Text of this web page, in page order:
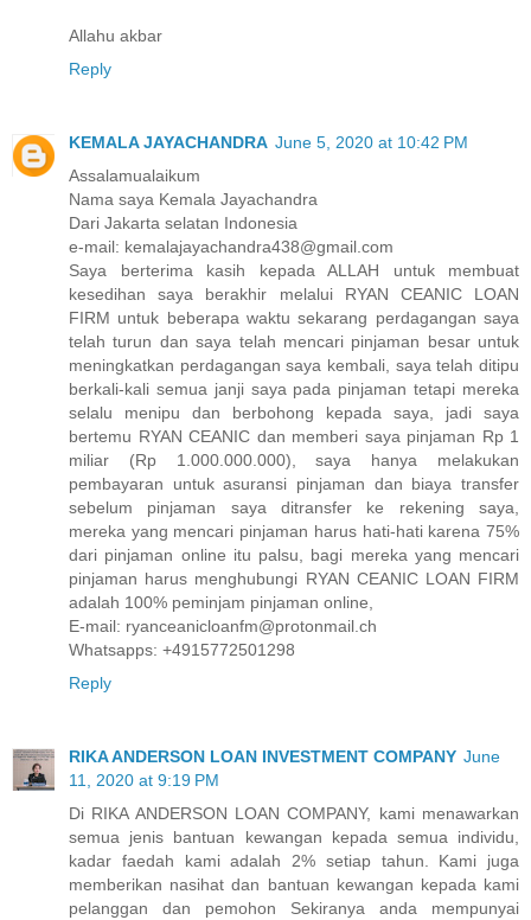
Allahu akbar
Reply
KEMALA JAYACHANDRA June 5, 2020 at 10:42 PM
Assalamualaikum
Nama saya Kemala Jayachandra
Dari Jakarta selatan Indonesia
e-mail: kemalajayachandra438@gmail.com
Saya berterima kasih kepada ALLAH untuk membuat
kesedihan saya berakhir melalui RYAN CEANIC LOAN
FIRM untuk beberapa waktu sekarang perdagangan saya
telah turun dan saya telah mencari pinjaman besar untuk
meningkatkan perdagangan saya kembali, saya telah ditipu
berkali-kali semua janji saya pada pinjaman tetapi mereka
selalu menipu dan berbohong kepada saya, jadi saya
bertemu RYAN CEANIC dan memberi saya pinjaman Rp 1
miliar (Rp 1.000.000.000), saya hanya melakukan
pembayaran untuk asuransi pinjaman dan biaya transfer
sebelum pinjaman saya ditransfer ke rekening saya,
mereka yang mencari pinjaman harus hati-hati karena 75%
dari pinjaman online itu palsu, bagi mereka yang mencari
pinjaman harus menghubungi RYAN CEANIC LOAN FIRM
adalah 100% peminjam pinjaman online,
E-mail: ryanceanicloanfm@protonmail.ch
Whatsapps: +4915772501298
Reply
RIKA ANDERSON LOAN INVESTMENT COMPANY June
11, 2020 at 9:19 PM
Di RIKA ANDERSON LOAN COMPANY, kami menawarkan
semua jenis bantuan kewangan kepada semua individu,
kadar faedah kami adalah 2% setiap tahun. Kami juga
memberikan nasihat dan bantuan kewangan kepada kami
pelanggan dan pemohon Sekiranya anda mempunyai